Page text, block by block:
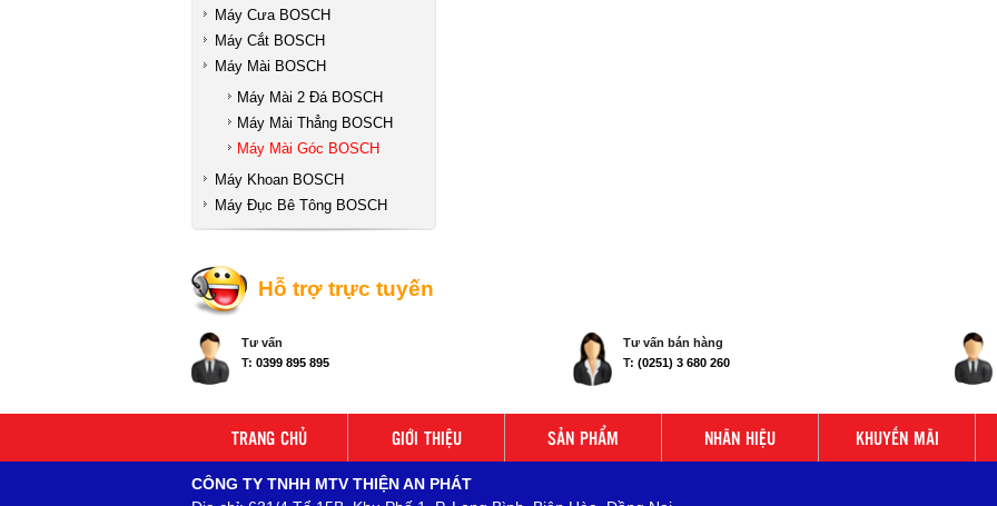
Máy Cưa BOSCH
Máy Cắt BOSCH
Máy Mài BOSCH
Máy Mài 2 Đá BOSCH
Máy Mài Thẳng BOSCH
Máy Mài Góc BOSCH
Máy Khoan BOSCH
Máy Đục Bê Tông BOSCH
Hỗ trợ trực tuyến
Tư vấn
T: 0399 895 895
Tư vấn bán hàng
T: (0251) 3 680 260
TRANG CHỦ GIỚI THIỆU SẢN PHẨM NHÃN HIỆU KHUYẾN MÃI
CÔNG TY TNHH MTV THIỆN AN PHÁT